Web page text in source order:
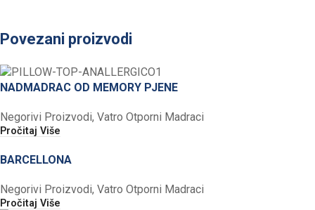
Povezani proizvodi
NADMADRAC OD MEMORY PJENE
Negorivi Proizvodi, Vatro Otporni Madraci
Pročitaj Više
BARCELLONA
Negorivi Proizvodi, Vatro Otporni Madraci
Pročitaj Više